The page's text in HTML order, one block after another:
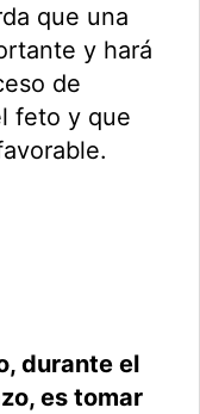
que una
y hará
de
feto y que
durante el
es tomar